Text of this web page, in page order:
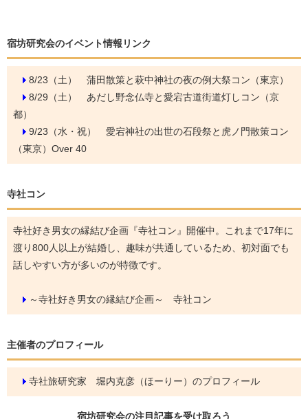
宿坊研究会のイベント情報リンク
8/23（土） 蒲田散策と萩中神社の夜の例大祭コン（東京）
8/29（土） あだし野念仏寺と愛宕古道街道灯しコン（京
都）
9/23（水・祝） 愛宕神社の出世の石段祭と虎ノ門散策コン
（東京）Over 40
寺社コン
寺社好き男女の縁結び企画『寺社コン』開催中。これまで17年に
渡り800人以上が結婚し、趣味が共通しているため、初対面でも
話しやすい方が多いのが特徴です。
～寺社好き男女の縁結び企画～ 寺社コン
主催者のプロフィール
寺社旅研究家 堀内克彦（ほーりー）のプロフィール
宿坊研究会の注目記事を受け取ろう